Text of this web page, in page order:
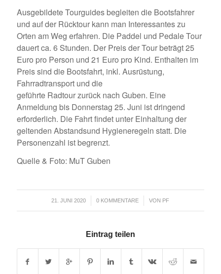
Ausgebildete Tourguides begleiten die Bootsfahrer
und auf der Rücktour kann man Interessantes zu
Orten am Weg erfahren. Die Paddel und Pedale Tour
dauert ca. 6 Stunden. Der Preis der Tour beträgt 25
Euro pro Person und 21 Euro pro Kind. Enthalten im
Preis sind die Bootsfahrt, inkl. Ausrüstung,
Fahrradtransport und die
geführte Radtour zurück nach Guben. Eine
Anmeldung bis Donnerstag 25. Juni ist dringend
erforderlich. Die Fahrt findet unter Einhaltung der
geltenden Abstandsund Hygieneregeln statt. Die
Personenzahl ist begrenzt.
Quelle & Foto: MuT Guben
21. JUNI 2020
/ 0 KOMMENTARE
/ VON PF
Eintrag teilen